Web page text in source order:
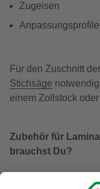
Zugeisen
Anpassungsprofile
Für den Zuschnitt
Stichsäge
einem Zollstock
Zubehör für
brauchst Du?
sieht